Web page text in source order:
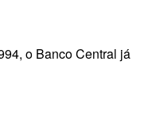
o Banco Central já